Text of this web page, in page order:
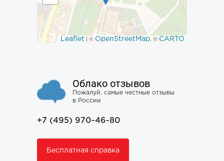
Leaflet | © OpenStreetMap, © CARTO
Облако отзывов
Пожалуй, самые честные отзывы
в России
+7 (495) 970-46-80
Бесплатная справка